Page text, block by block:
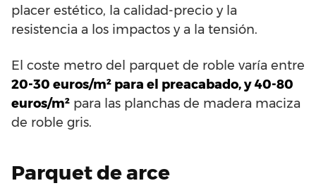
placer estético, la calidad-precio y la
resistencia a los impactos y a la tensión.
El coste metro del parquet de roble varía entre
20-30 euros/m² para el preacabado, y 40-80
euros/m² para las planchas de madera maciza
de roble gris.
Parquet de arce